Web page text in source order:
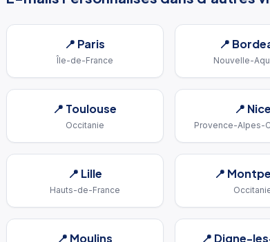
📍 Paris
Île-de-France
📍
Nouvelle-
📍 Toulouse
Occitanie
📍 Nice
Provence-Alpes-
📍 Lille
Hauts-de-France
📍
📍 Moulins 📍 Digne-